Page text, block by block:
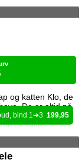
og katten Klo, de
De er altid på
kan være farligt.
af havet.
1 3 199,95